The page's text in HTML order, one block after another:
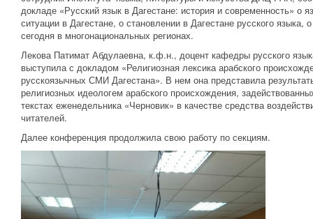
докладе «Русский язык в Дагестане: история и современность» о
ситуации в Дагестане, о становлении в Дагестане русского языка,
сегодня в многонациональных регионах.
Лекова Патимат Абдулаевна, к.ф.н., доцент кафедры русского
выступила с докладом «Религиозная лексика арабского
русскоязычных СМИ Дагестана». В нем она представила
религиозных идеологем арабского происхождения,
текстах еженедельника «Черновик» в качестве средства
читателей.
Далее конференция продолжила свою работу по секциям.